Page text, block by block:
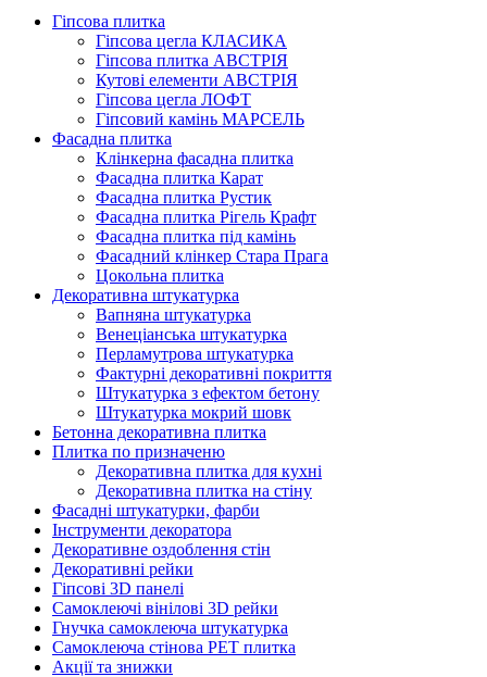
Гіпсова плитка
Гіпсова цегла КЛАСИКА
Гіпсова плитка АВСТРІЯ
Кутові елементи АВСТРІЯ
Гіпсова цегла ЛОФТ
Гіпсовий камінь МАРСЕЛЬ
Фасадна плитка
Клінкерна фасадна плитка
Фасадна плитка Карат
Фасадна плитка Рустик
Фасадна плитка Рігель Крафт
Фасадна плитка під камінь
Фасадний клінкер Стара Прага
Цокольна плитка
Декоративна штукатурка
Вапняна штукатурка
Венеціанська штукатурка
Перламутрова штукатурка
Фактурні декоративні покриття
Штукатурка з ефектом бетону
Штукатурка мокрий шовк
Бетонна декоративна плитка
Плитка по призначеню
Декоративна плитка для кухні
Декоративна плитка на стіну
Фасадні штукатурки, фарби
Інструменти декоратора
Декоративне оздоблення стін
Декоративні рейки
Гіпсові 3D панелі
Самоклеючі вінілові 3D рейки
Гнучка самоклеюча штукатурка
Самоклеюча стінова PET плитка
Акції та знижки